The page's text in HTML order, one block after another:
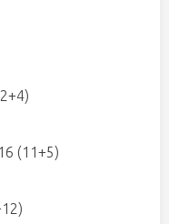
(11+5)